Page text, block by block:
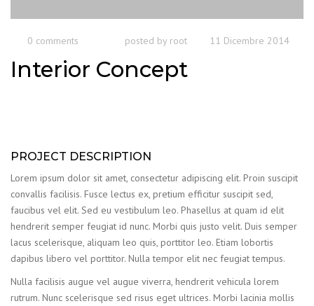
0 comments posted by root 11 Dicembre 2014
Interior Concept
PROJECT DESCRIPTION
Lorem ipsum dolor sit amet, consectetur adipiscing elit. Proin suscipit
convallis facilisis. Fusce lectus ex, pretium efficitur suscipit sed,
faucibus vel elit. Sed eu vestibulum leo. Phasellus at quam id elit
hendrerit semper feugiat id nunc. Morbi quis justo velit. Duis semper
lacus scelerisque, aliquam leo quis, porttitor leo. Etiam lobortis
dapibus libero vel porttitor. Nulla tempor elit nec feugiat tempus.
Nulla facilisis augue vel augue viverra, hendrerit vehicula lorem
rutrum. Nunc scelerisque sed risus eget ultrices. Morbi lacinia mollis